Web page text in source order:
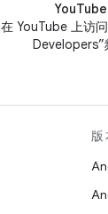
YouTube
在 YouTube 上访
Developers”
版